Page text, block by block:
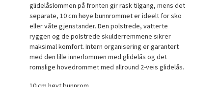
glidelåslommen på fronten gir rask tilgang, mens det
separate, 10 cm høye bunnrommet er ideelt for sko
eller våte gjenstander. Den polstrede, vatterte
ryggen og de polstrede skulderremmene sikrer
maksimal komfort. Intern organisering er garantert
med den lille innerlommen med glidelås og det
romslige hovedrommet med allround 2-veis glidelås.